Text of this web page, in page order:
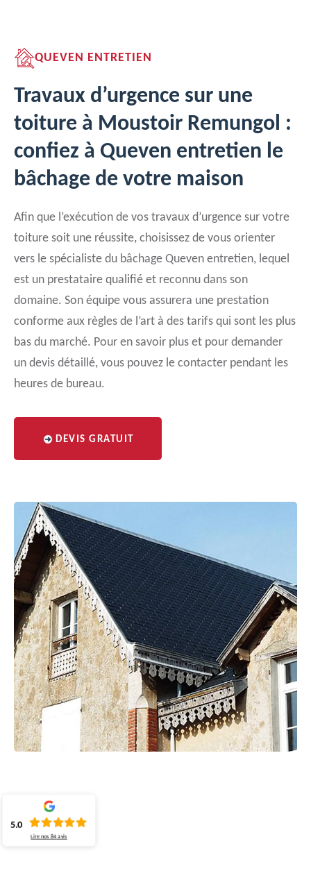
QUEVEN ENTRETIEN
Travaux d’urgence sur une
toiture à Moustoir Remungol :
confiez à Queven entretien le
bâchage de votre maison
Afin que l’exécution de vos travaux d’urgence sur votre
toiture soit une réussite, choisissez de vous orienter
vers le spécialiste du bâchage Queven entretien, lequel
est un prestataire qualifié et reconnu dans son
domaine. Son équipe vous assurera une prestation
conforme aux règles de l’art à des tarifs qui sont les plus
bas du marché. Pour en savoir plus et pour demander
un devis détaillé, vous pouvez le contacter pendant les
heures de bureau.
DEVIS GRATUIT
5.0
Lire nos84 avis